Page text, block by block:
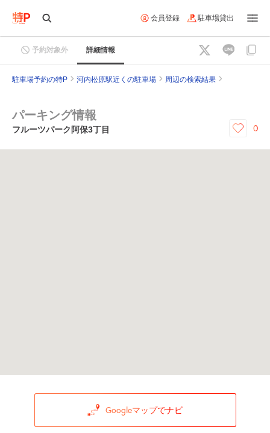
会員登録 駐車場貸出
予約対象外 詳細情報
駐車場予約の特P 河内松原駅近くの駐車場 周辺の検索結果
パーキング情報
フルーツパーク阿保3丁目 0
Googleマップでナビ